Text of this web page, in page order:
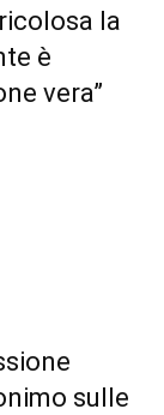
la
è
vera”
sulle